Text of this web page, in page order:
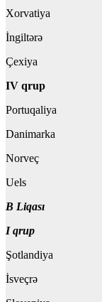
Xorvatiya
İngiltərə
Çexiya
IV qrup
Portuqaliya
Danimarka
Norveç
Uels
B Liqası
I qrup
Şotlandiya
İsveçrə